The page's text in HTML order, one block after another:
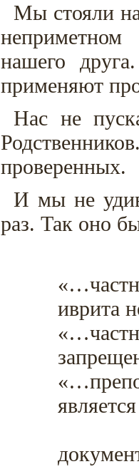
Мы стояли
нашего
применяют
Нас не
проверенных.
И мы не
раз. Так оно
иврита